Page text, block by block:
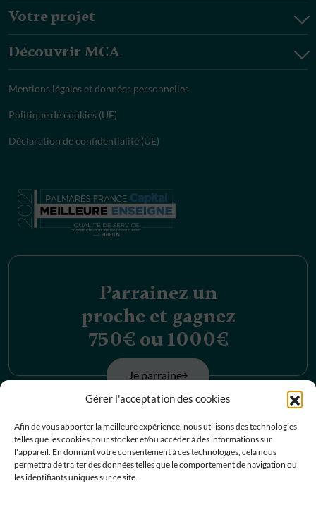
Gérer l'acceptation des cookies
Afin de vous apporter la meilleure expérience, nous utilisons des technologies
telles que les cookies pour stocker et/ou accéder à des informations sur
l'appareil. En donnant votre consentement à ces technologies, cela nous
permettra de traiter des données telles que le comportement de navigation ou
les identifiants uniques sur ce site.
Votre projet
Découvrir MCA
Mentions légales et données personnelles
Politique de cookies (UE)
Déclaration de confidentialité (UE)
Parrainez un
proche et gagnez
750€ ou 1000€
Je parraine
Découvrez nos
offres d’emplois